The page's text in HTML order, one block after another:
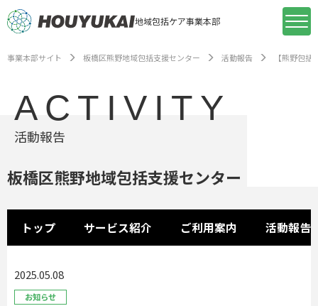
地域包括ケア事業本部
事業本部サイト 板橋区熊野地域包括支援センター 活動報告 【熊野包
ACTIVITY
活動報告
板橋区熊野地域包括支援センター
トップ サービス紹介 ご利用案内 活動報告
2025.05.08
お知らせ